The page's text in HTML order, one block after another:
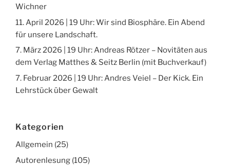
Wichner
11. April 2026 | 19 Uhr: Wir sind Biosphäre. Ein Abend
für unsere Landschaft.
7. März 2026 | 19 Uhr: Andreas Rötzer – Novitäten aus
dem Verlag Matthes & Seitz Berlin (mit Buchverkauf)
7. Februar 2026 | 19 Uhr: Andres Veiel – Der Kick. Ein
Lehrstück über Gewalt
Kategorien
Allgemein (25)
Autorenlesung (105)